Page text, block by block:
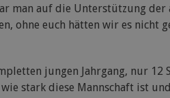
man auf die Unterstützung der
ohne euch hätten wir es nicht
jungen Jahrgang, nur 12
stark diese Mannschaft ist